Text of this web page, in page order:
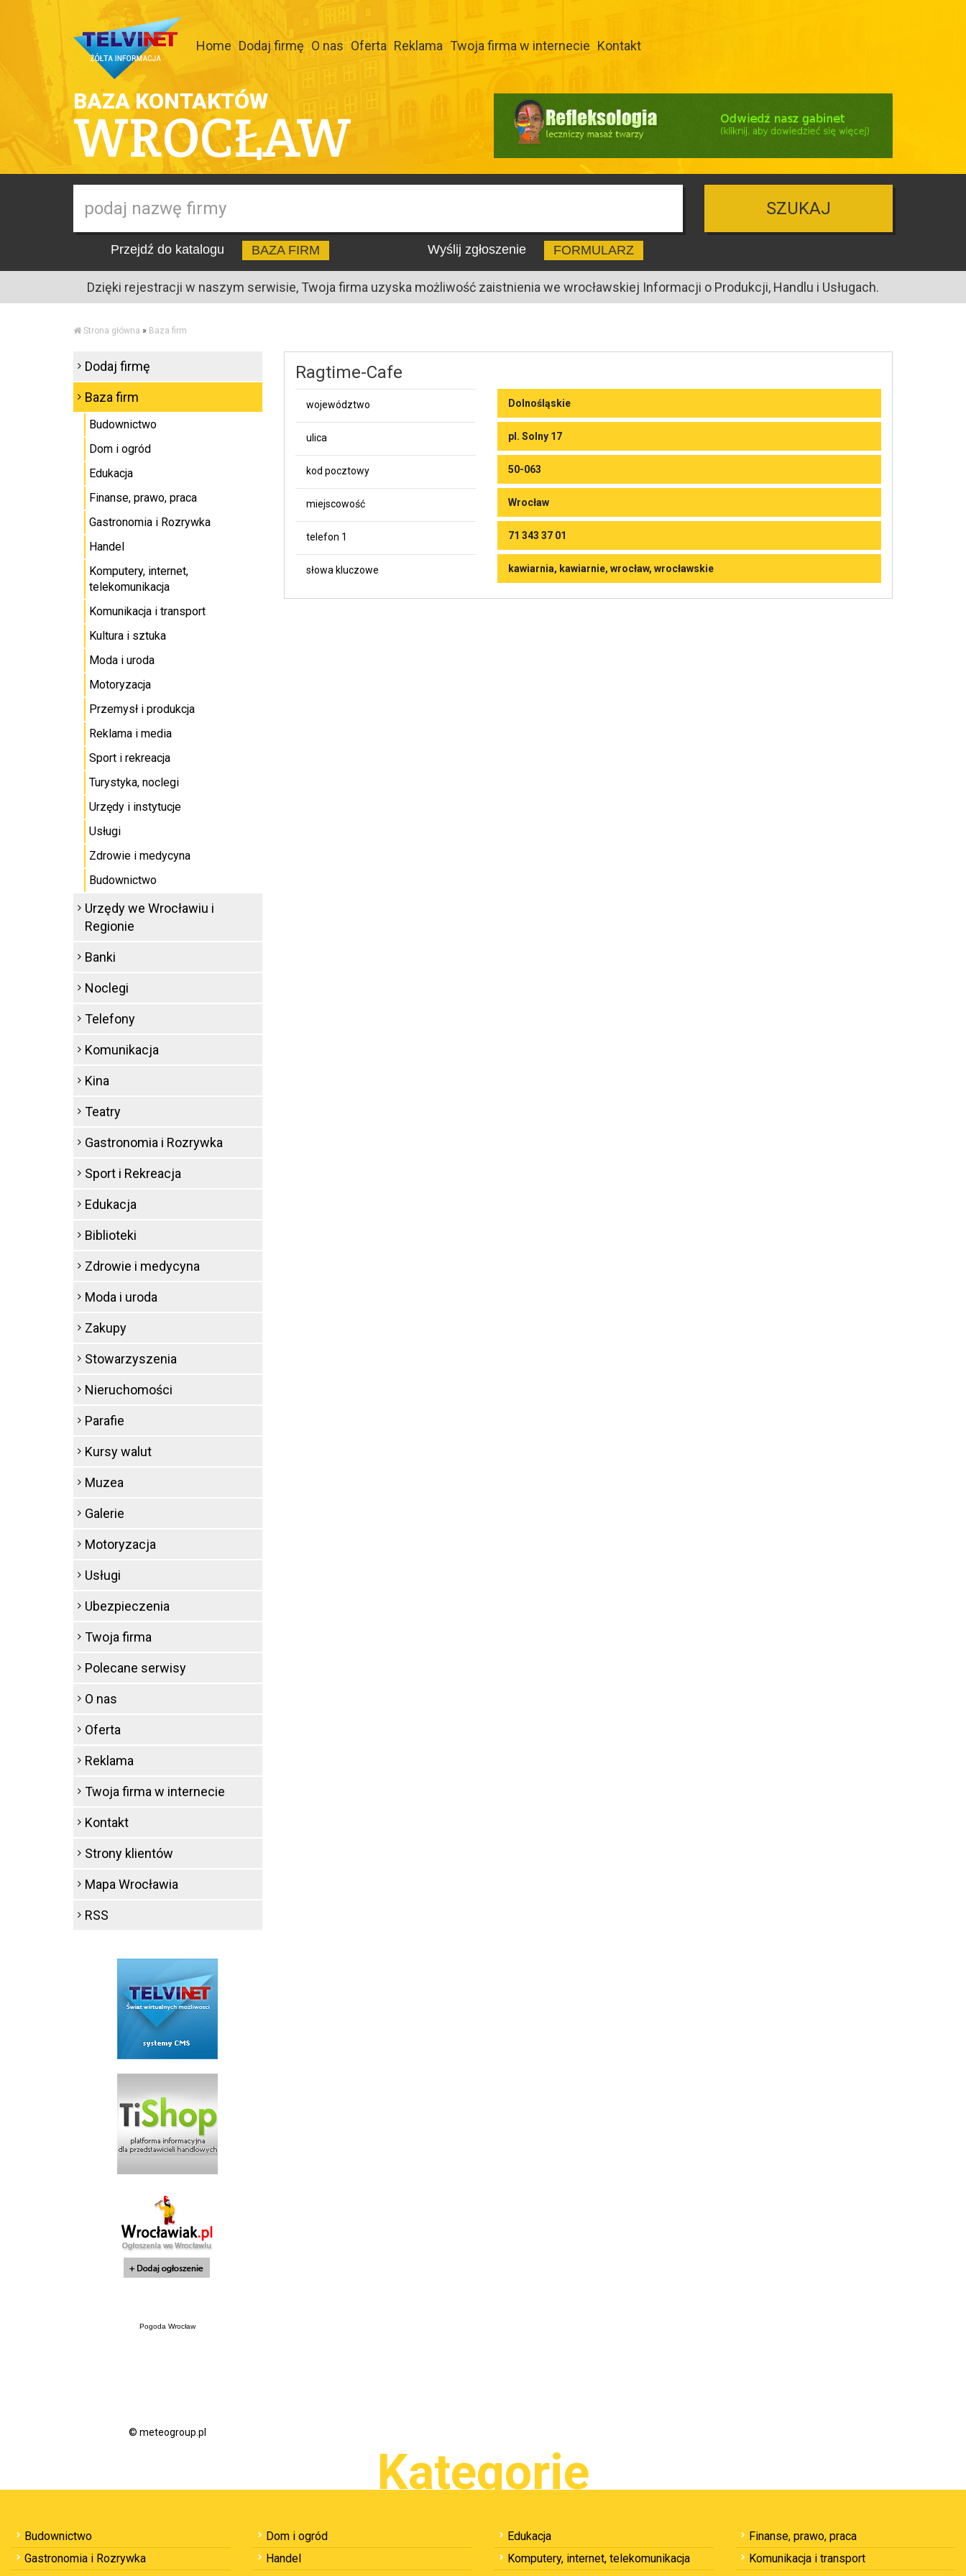
Home Dodaj firmę O nas Oferta Reklama Twoja firma w internecie Kontakt
BAZA KONTAKTÓW
WROCŁAW
SZUKAJ
Przejdź do katalogu BAZA FIRM Wyślij zgłoszenie FORMULARZ
Dzięki rejestracji w naszym serwisie, Twoja firma uzyska możliwość zaistnienia we wrocławskiej Informacji o Produkcji, Handlu i Usługach.
Strona główna » Baza firm
Ragtime-Cafe
województwo Dolnośląskie
ulica pl. Solny 17
kod pocztowy 50-063
miejscowość Wrocław
telefon 1 71 343 37 01
słowa kluczowe kawiarnia, kawiarnie, wrocław, wrocławskie
Dodaj firmę
Baza firm
Budownictwo
Dom i ogród
Edukacja
Finanse, prawo, praca
Gastronomia i Rozrywka
Handel
Komputery, internet,
telekomunikacja
Komunikacja i transport
Kultura i sztuka
Moda i uroda
Motoryzacja
Przemysł i produkcja
Reklama i media
Sport i rekreacja
Turystyka, noclegi
Urzędy i instytucje
Usługi
Zdrowie i medycyna
Budownictwo
Urzędy we Wrocławiu i
Regionie
Banki
Noclegi
Telefony
Komunikacja
Kina
Teatry
Gastronomia i Rozrywka
Sport i Rekreacja
Edukacja
Biblioteki
Zdrowie i medycyna
Moda i uroda
Zakupy
Stowarzyszenia
Nieruchomości
Parafie
Kursy walut
Muzea
Galerie
Motoryzacja
Usługi
Ubezpieczenia
Twoja firma
Polecane serwisy
O nas
Oferta
Reklama
Twoja firma w internecie
Kontakt
Strony klientów
Mapa Wrocławia
RSS
Pogoda Wrocław
© meteogroup.pl
Kategorie
Budownictwo Dom i ogród Edukacja
Finanse, prawo, praca
Gastronomia i Rozrywka
Handel Komputery, internet, telekomunikacja
Komunikacja i transport